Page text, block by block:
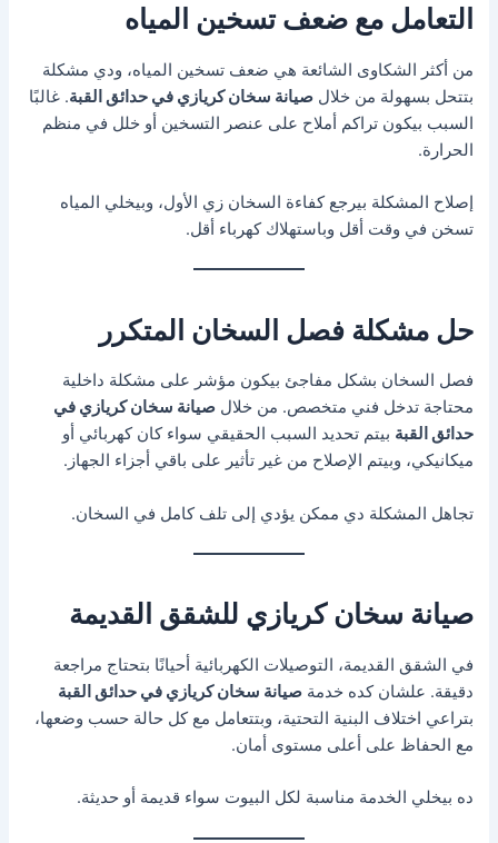
التعامل مع ضعف تسخين المياه
من أكثر الشكاوى الشائعة هي ضعف تسخين المياه، ودي مشكلة
بتتحل بسهولة من خلالصيانة سخان كريازي في حدائق القبة. غالبًا
السبب بيكون تراكم أملاح على عنصر التسخين أو خلل في منظم
الحرارة.
إصلاح المشكلة بيرجع كفاءة السخان زي الأول، وبيخلي المياه
تسخن في وقت أقل وباستهلاك كهرباء أقل.
حل مشكلة فصل السخان المتكرر
فصل السخان بشكل مفاجئ بيكون مؤشر على مشكلة داخلية
محتاجة تدخل فني متخصص. من خلالصيانة سخان كريازي في
حدائق القبة بيتم تحديد السبب الحقيقي سواء كان كهربائي أو
ميكانيكي، وبيتم الإصلاح من غير تأثير على باقي أجزاء الجهاز.
تجاهل المشكلة دي ممكن يؤدي إلى تلف كامل في السخان.
صيانة سخان كريازي للشقق القديمة
في الشقق القديمة، التوصيلات الكهربائية أحيانًا بتحتاج مراجعة
دقيقة. علشان كده خدمةصيانة سخان كريازي في حدائق القبة
بتراعي اختلاف البنية التحتية، وبتتعامل مع كل حالة حسب وضعها،
مع الحفاظ على أعلى مستوى أمان.
ده بيخلي الخدمة مناسبة لكل البيوت سواء قديمة أو حديثة.